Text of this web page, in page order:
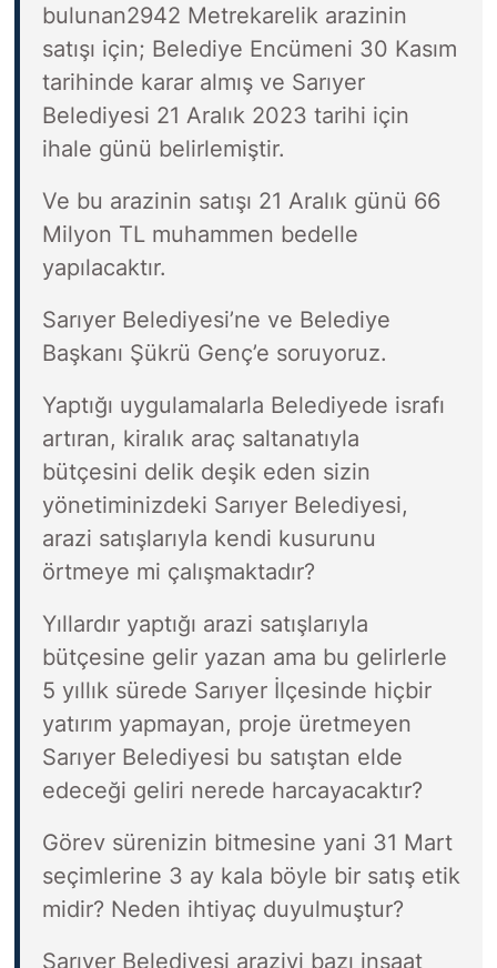
bulunan2942 Metrekarelik arazinin
satışı için; Belediye Encümeni 30 Kasım
tarihinde karar almış ve Sarıyer
Belediyesi 21 Aralık 2023 tarihi için
ihale günü belirlemiştir.
Ve bu arazinin satışı 21 Aralık günü 66
Milyon TL muhammen bedelle
yapılacaktır.
Sarıyer Belediyesi’ne ve Belediye
Başkanı Şükrü Genç’e soruyoruz.
Yaptığı uygulamalarla Belediyede israfı
artıran, kiralık araç saltanatıyla
bütçesini delik deşik eden sizin
yönetiminizdeki Sarıyer Belediyesi,
arazi satışlarıyla kendi kusurunu
örtmeye mi çalışmaktadır?
Yıllardır yaptığı arazi satışlarıyla
bütçesine gelir yazan ama bu gelirlerle
5 yıllık sürede Sarıyer İlçesinde hiçbir
yatırım yapmayan, proje üretmeyen
Sarıyer Belediyesi bu satıştan elde
edeceği geliri nerede harcayacaktır?
Görev sürenizin bitmesine yani 31 Mart
seçimlerine 3 ay kala böyle bir satış etik
midir? Neden ihtiyaç duyulmuştur?
Sarıyer Belediyesi araziyi bazı inşaat